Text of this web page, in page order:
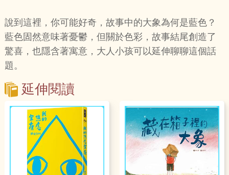
說到這裡，你可能好奇，故事中的大象為何是藍色？
藍色固然意味著憂鬱，但關於色彩，故事結尾創造了
驚喜，也隱含著寓意，大人小孩可以延伸聊聊這個話
題。
延伸閱讀